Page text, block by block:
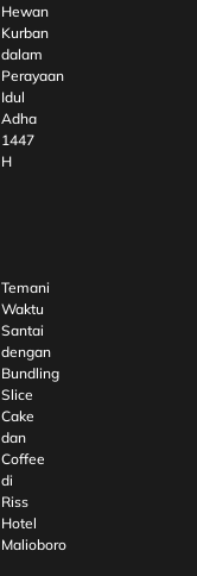
Hewan
Kurban
dalam
Perayaan
Idul
Adha
1447
H
Temani
Waktu
Santai
dengan
Bundling
Slice
Cake
dan
Coffee
di
Riss
Hotel
Malioboro